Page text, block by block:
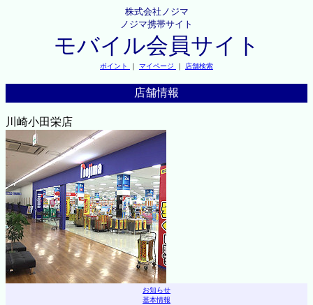
株式会社ノジマ
ノジマ携帯サイト
モバイル会員サイト
ポイント ｜ マイページ ｜ 店舗検索
店舗情報
川崎小田栄店
お知らせ
基本情報